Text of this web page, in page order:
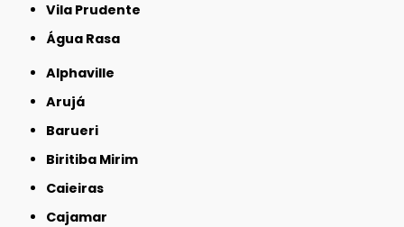
Vila Prudente
Água Rasa
Alphaville
Arujá
Barueri
Biritiba Mirim
Caieiras
Cajamar